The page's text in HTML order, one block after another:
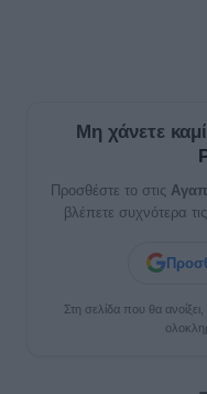
Μη χάνετε
Προσθέστε το στις
βλέπετε συχνότερα
Στη σελίδα που θα